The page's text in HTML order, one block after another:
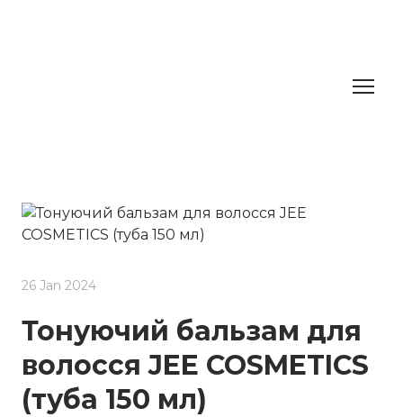
26 Jan 2024
Тонуючий бальзам для
волосся JEE COSMETICS
(туба 150 мл)